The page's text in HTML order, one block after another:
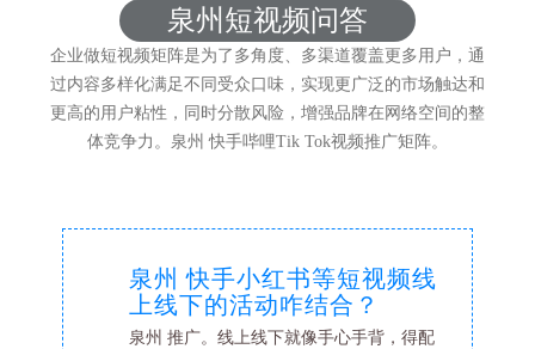
泉州短视频问答
企业做短视频矩阵是为了多角度、多渠道覆盖更多用户，通
过内容多样化满足不同受众口味，实现更广泛的市场触达和
更高的用户粘性，同时分散风险，增强品牌在网络空间的整
体竞争力。泉州 快手哔哩Tik Tok视频推广矩阵。
泉州 快手小红书等短视频线
上线下的活动咋结合？
泉州 推广。线上线下就像手心手背，得配